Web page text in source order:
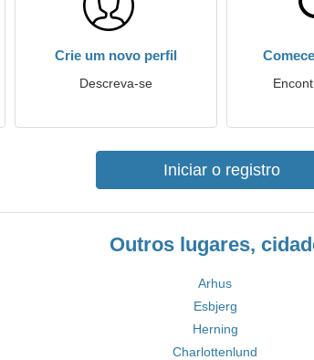
Crie um novo perfil
Descreva-se
Iniciar o registro
Outros lugares,
Arhus
Esbjerg
Herning
Charlottenlund